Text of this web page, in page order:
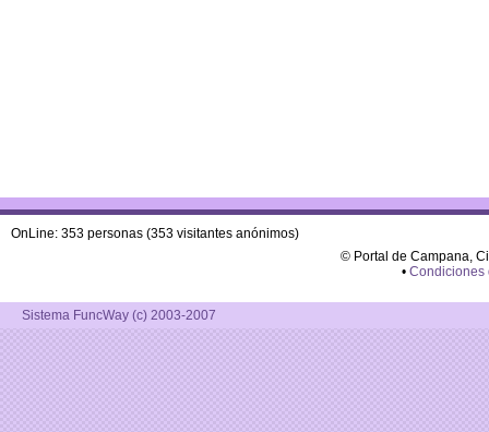
OnLine: 353 personas (353 visitantes anónimos)
© Portal de Campana,
• Condiciones
Sistema FuncWay (c) 2003-2007